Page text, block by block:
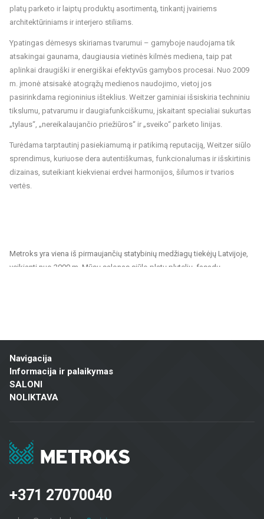
platų parketo ir laiptų produktų asortimentą, tinkantį įvairiems
architektūriniams ir interjero stiliams.
Ypatingas dėmesys skiriamas tvarumui – gamyboje naudojama tik
atsakingai gaunama, daugiausia vietinės kilmės mediena, taip pat
aplinkai draugiški ir energiškai efektyvūs gamybos procesai. Nuo 2009
m. įmonė atsisakė atogrąžų medienos naudojimo, vietoj jos
pasirinkdama regioninius išteklius. Weitzer gaminiai išsiskiria techniniu
tikslumu, patvarumu ir daugiafunkciškumu, įskaitant specialiai sukurtas
„tylaus“, „nereikalaujančio priežiūros“ ir „sveiko“ parketo linijas.
Turėdama tarptautinį pasiekiamumą ir patikimą reputaciją, Weitzer siūlo
sprendimus, kuriuose dera autentiškumas, funkcionalumas ir išskirtinis
dizainas, suteikiant kiekvienai erdvei harmonijos, šilumos ir tvarios
vertės.
Metroks yra viena iš pirmaujančių statybinių medžiagų tiekėjų Latvijoje,
veikianti nuo 2000 m. Mūsų salonas siūlo platų plytelių, fasadų
Mūsų siūlomas asortimentas apima:
Sienų ir grindų plytelės: Įvairių dydžių, spalvų ir dizainų plytelės,
tinkamos vonios kambariams, virtuvėms, visuomeninėms patalpoms ir
lauko erdvėms. Keraminės ir akmens masės plytelės pasižymi
bet ir vizualiai patrauklūs.
Grindų dangos: Laminatas, vinilinės dangos, parketas ir keraminės
Terasų dangos: Mūsų asortimente yra medžiagų, tinkamų lauko
Navigacija
Informacija ir palaikymas
SALONI
NOLIKTAVA
+371 27070040